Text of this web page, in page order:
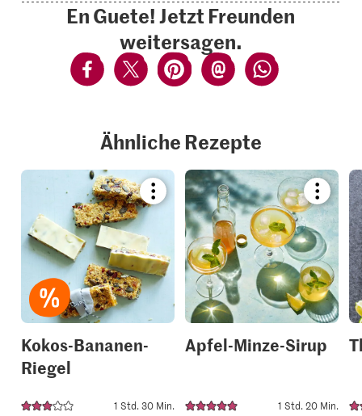
En Guete! Jetzt Freunden
weitersagen.
Ähnliche Rezepte
Bookmark
recipe
to
your
collections.
Kokos-Bananen-
Riegel
1 Std. 30 Min.
recipe
or
add
it
to
your
Apfel-Minze-Sirup
1 Std. 20 Min.